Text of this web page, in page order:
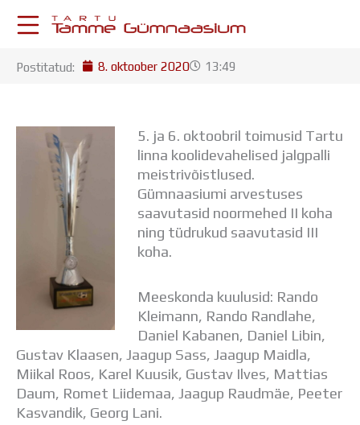
KESKKONNAD
Drive
Tamme TV
Tamme Leht
Kooliraadio
Koorilaul
ÕPPETÖÖ
Tunniplaan
Aastaplaan
Õppekava
Ainepassid
Huviringid
Õpilastööd (UPT)
Distantsõpe
Kodukord
Projektid
Postitatud: 8. oktoober 2020 13:49
5. ja 6. oktoobril toimusid Tartu
linna koolidevahelised jalgpalli
meistrivõistlused.
Gümnaasiumi arvestuses
saavutasid noormehed II koha
ning tüdrukud saavutasid III
koha.
Meeskonda kuulusid: Rando
Kleimann, Rando Randlahe,
Daniel Kabanen, Daniel Libin,
Gustav Klaasen, Jaagup Sass, Jaagup Maidla,
Miikal Roos, Karel Kuusik, Gustav Ilves, Mattias
Daum, Romet Liidemaa, Jaagup Raudmäe, Peeter
Kasvandik, Georg Lani.